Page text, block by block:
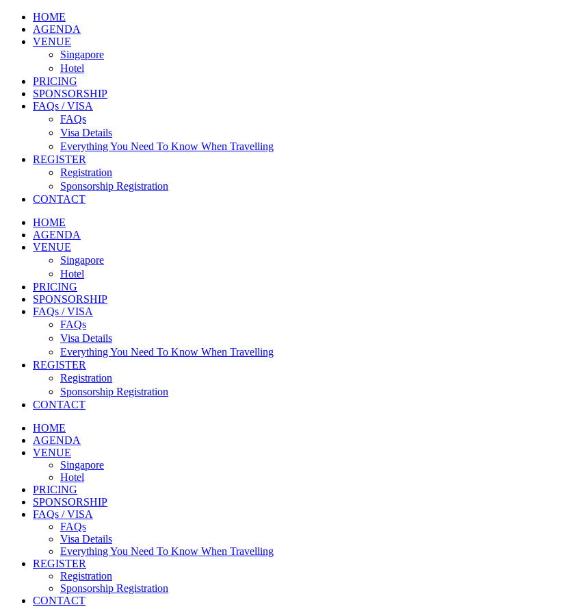
HOME
AGENDA
VENUE
Singapore
Hotel
PRICING
SPONSORSHIP
FAQs / VISA
FAQs
Visa Details
Everything You Need To Know When Travelling
REGISTER
Registration
Sponsorship Registration
CONTACT
HOME
AGENDA
VENUE
Singapore
Hotel
PRICING
SPONSORSHIP
FAQs / VISA
FAQs
Visa Details
Everything You Need To Know When Travelling
REGISTER
Registration
Sponsorship Registration
CONTACT
HOME
AGENDA
VENUE
Singapore
Hotel
PRICING
SPONSORSHIP
FAQs / VISA
FAQs
Visa Details
Everything You Need To Know When Travelling
REGISTER
Registration
Sponsorship Registration
CONTACT